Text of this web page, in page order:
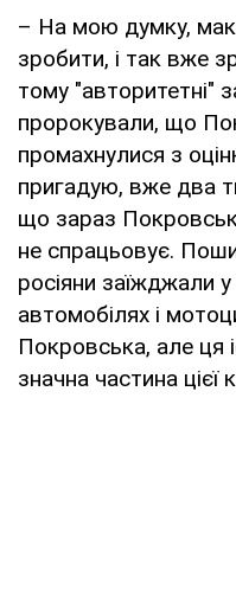
– На мою думку,
зробити, і так вже
тому "авторитетні"
пророкували, що
промахнулися з
пригадую, вже два
що зараз
не спрацьовує.
росіяни заїжджали
автомобілях і
Покровська, але ця
значна частина